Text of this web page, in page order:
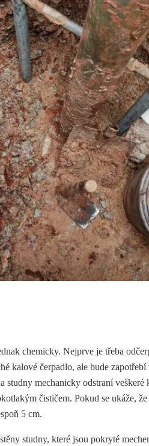
chemicky. Nejprve je třeba
kalové čerpadlo, ale bude
studny mechanicky odstraní veškeré
čističem. Pokud se ukáže,
5 cm.
studny, které jsou pokryté